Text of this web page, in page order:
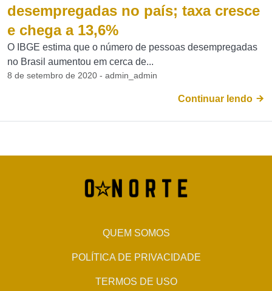
desempregadas no país; taxa cresce
e chega a 13,6%
O IBGE estima que o número de pessoas desempregadas
no Brasil aumentou em cerca de...
8 de setembro de 2020 - admin_admin
Continuar lendo
QUEM SOMOS
POLÍTICA DE PRIVACIDADE
TERMOS DE USO